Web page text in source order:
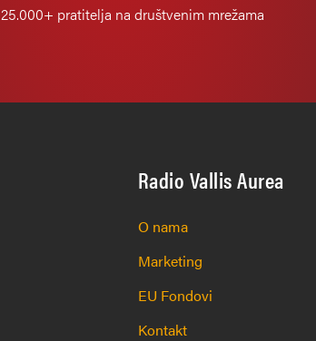
25.000+ pratitelja na društvenim mrežama
Radio Vallis Aurea
O nama
Marketing
EU Fondovi
Kontakt